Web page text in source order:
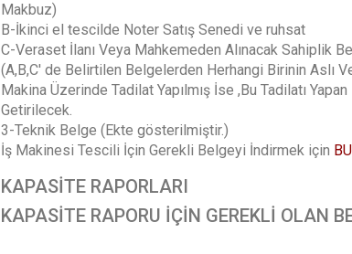
Makbuz)
B-İkinci el tescilde Noter Satış Senedi ve ruhsat
C-Veraset İlanı Veya Mahkemeden Alınacak Sahiplik
(A,B,C' de Belirtilen Belgelerden Herhangi Birinin Aslı
Makina Üzerinde Tadilat Yapılmış İse ,Bu Tadilatı
Getirilecek.
3-Teknik Belge (Ekte gösterilmiştir.)
İş Makinesi Tescili İçin Gerekli Belgeyi İndirmek için
KAPASİTE RAPORLARI
KAPASİTE RAPORU İÇİN GEREKLİ OLAN